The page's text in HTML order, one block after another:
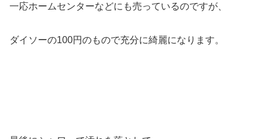
一応ホームセンターなどにも売っているのですが、
ダイソーの100円のもので充分に綺麗になります。